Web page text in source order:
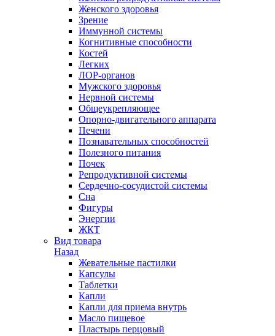
Женского здоровья
Зрение
Иммунной системы
Когнитивные способности
Костей
Легких
ЛОР-органов
Мужского здоровья
Нервной системы
Общеукрепляющее
Опорно-двигательного аппарата
Печени
Познавательных способностей
Полезного питания
Почек
Репродуктивной системы
Сердечно-сосудистой системы
Сна
Фигуры
Энергии
ЖКТ
Вид товара
Назад
Жевательные пастилки
Капсулы
Таблетки
Капли
Капли для приема внутрь
Масло пищевое
Пластырь перцовый